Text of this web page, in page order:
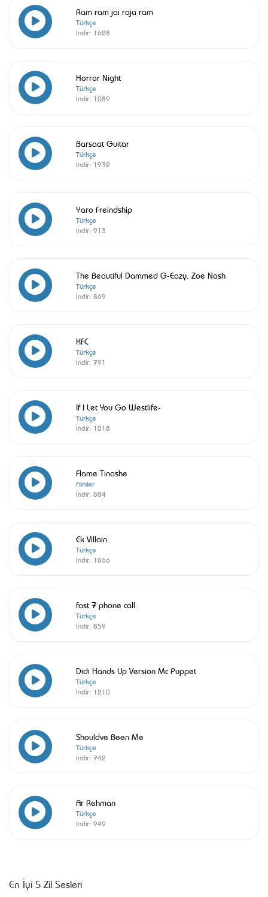
Ram ram jai raja ram
Türkçe
İndir: 1628
Horror Night
Türkçe
İndir: 1089
Barsaat Guitar
Türkçe
İndir: 1932
Yaro Freindship
Türkçe
İndir: 913
The Beautiful Dammed G-Eazy, Zoe Nash
Türkçe
İndir: 869
KFC
Türkçe
İndir: 791
If I Let You Go Westlife-
Türkçe
İndir: 1018
Flame Tinashe
Filmler
İndir: 884
Ek Villain
Türkçe
İndir: 1066
fast 7 phone call
Türkçe
İndir: 859
Didi Hands Up Version Mc Puppet
Türkçe
İndir: 1210
Shouldve Been Me
Türkçe
İndir: 742
Ar Rehman
Türkçe
İndir: 949
En İyi 5 Zil Sesleri